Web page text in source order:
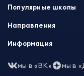
Популярные школы
Skillbox
XYZ School
Skillfactory
Направления
Программирование
Маркетинг
Информация
Часто задаваемые
Пользовательское
мы в «ВК» мы в